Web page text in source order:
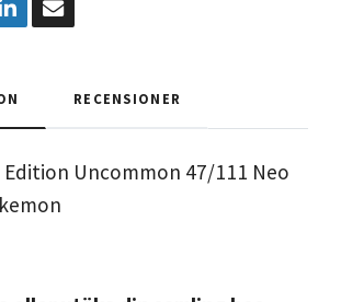
RECENSIONER
Edition Uncommon 47/111 Neo